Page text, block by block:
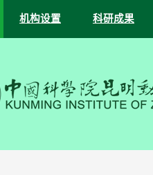
机构设置 科研成果